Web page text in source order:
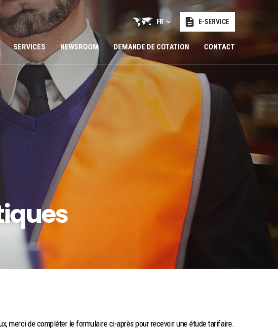
FR E-SERVICE
SERVICES NEWSROOM DEMANDE DE COTATION CONTACT
merci de compléter le formulaire ci-après pour recevoir une étude tarifaire.